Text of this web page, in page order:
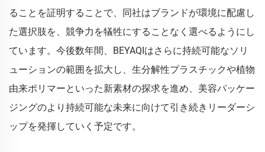
ることを証明することで、同社はブランドが環境に配慮し
た選択肢を、競争力を犠牲にすることなく選べるようにし
ています。今後数年間、BEYAQIはさらに持続可能なソリ
ューションの範囲を拡大し、生分解性プラスチックや植物
由来ポリマーといった新素材の探求を進め、美容パッケー
ジングのより持続可能な未来に向けて引き続きリーダーシ
ップを発揮していく予定です。